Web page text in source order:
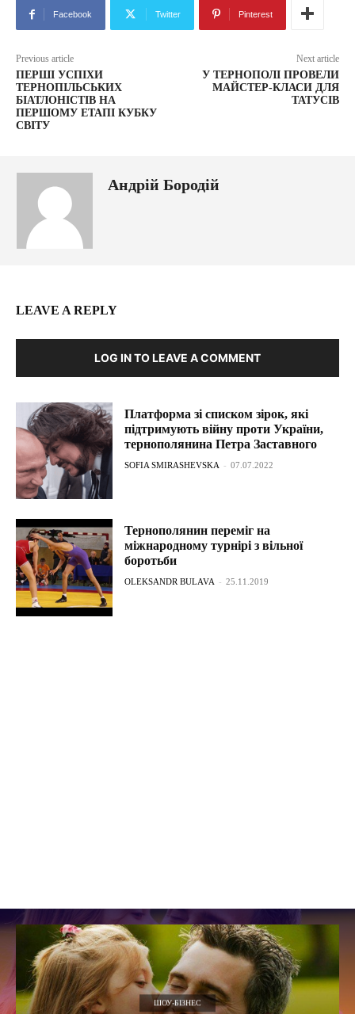
Facebook Twitter Pinterest
Previous article
ПЕРШІ УСПІХИ
ТЕРНОПІЛЬСЬКИХ
БІАТЛОНІСТІВ НА
ПЕРШОМУ ЕТАПІ КУБКУ
СВІТУ
Next article
У ТЕРНОПОЛІ ПРОВЕЛИ
МАЙСТЕР-КЛАСИ ДЛЯ
ТАТУСІВ
Андрій Бородій
LEAVE A REPLY
LOG IN TO LEAVE A COMMENT
Платформа зі списком зірок, які
підтримують війну проти України,
тернополянина Петра Заставного
SOFIA SMIRASHEVSKA - 07.07.2022
Тернополянин переміг на
міжнародному турнірі з вільної
боротьби
OLEKSANDR BULAVA - 25.11.2019